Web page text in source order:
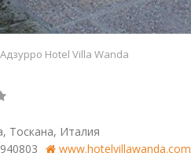
Hotel Villa Wanda
Тоскана, Италия
www.hotelvillawanda.com